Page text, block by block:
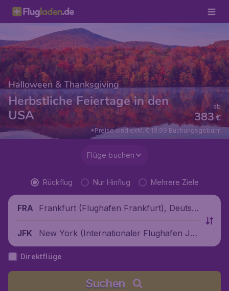
Halloween & Thanksgiving
Herbstliche Feiertage in den
USA
€
383
ab
*Preise sind exkl. € 19,99 Buchungsgebühr.
Flüge buchen
Rückflug Nur Hinflug Mehrere Ziele
FRA
Frankfurt (Flughafen Frankfurt), Deutsc
JFK
New York (Internationaler Flughafen Jo
hn F. Kennedy), Vereinigte Staaten
Direktflüge
Suchen